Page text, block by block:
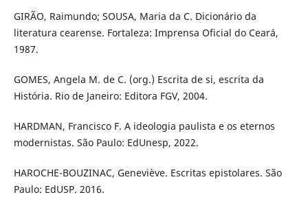
GIRÃO, Raimundo; SOUSA, Maria da C. Dicionário da
literatura cearense. Fortaleza: Imprensa Oficial do Ceará,
1987.
GOMES, Angela M. de C. (org.) Escrita de si, escrita da
História. Rio de Janeiro: Editora FGV, 2004.
HARDMAN, Francisco F. A ideologia paulista e os eternos
modernistas. São Paulo: EdUnesp, 2022.
HAROCHE-BOUZINAC, Geneviève. Escritas epistolares. São
Paulo: EdUSP. 2016.